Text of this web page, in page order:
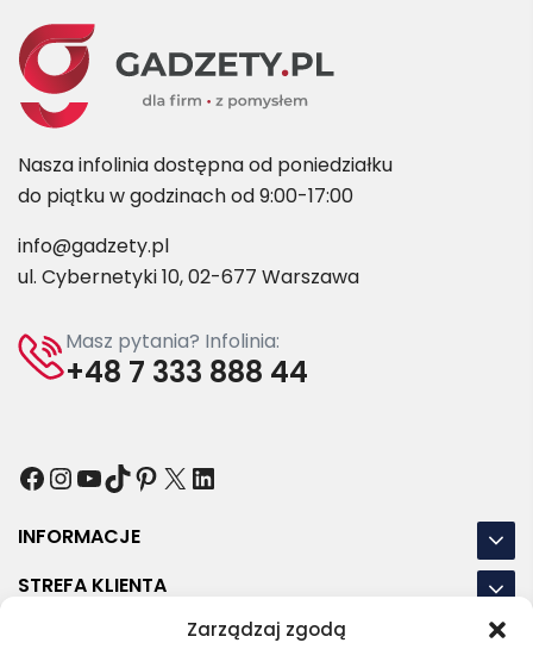
Zarządzaj zgodą
Nasza infolinia dostępna od poniedziałku
do piątku w godzinach od 9:00-17:00
info@gadzety.pl
ul. Cybernetyki 10, 02-677 Warszawa
Masz pytania? Infolinia:
+48 7 333 888 44
Facebook
Instagram
YouTube
TikTok
Pinterest
X LinkedIn
INFORMACJE
STREFA KLIENTA
NASZE LOKALIZACJE